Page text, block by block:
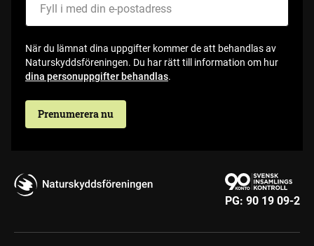
När du lämnat dina uppgifter kommer de att behandlas av
Naturskyddsföreningen. Du har rätt till information om hur
dina personuppgifter behandlas.
Prenumerera nu
PG: 90 19 09-2